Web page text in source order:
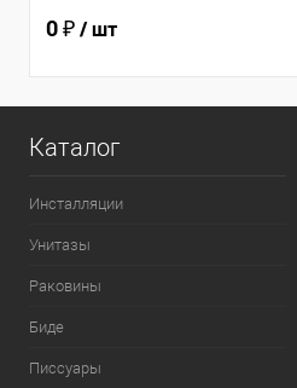
0 ₽/ шт
Каталог
Инсталляции
Унитазы
Раковины
Биде
Писсуары